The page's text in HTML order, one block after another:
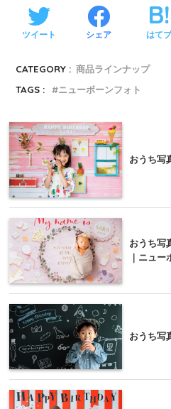
ツイート シェア はてブ
CATEGORY : 商品ラインナップ
TAGS :
ニューボーンフォト
おうち写
おうち写
｜ニュ
おうち